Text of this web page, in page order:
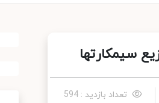
سیمکارتها
تعداد بازدید : 594